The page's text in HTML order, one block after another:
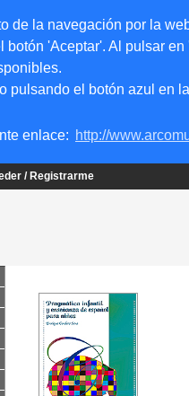
de la navegación por la
'Aceptar'. Al pulsar
pulsando el botón azul en
enlace: http://
/ Registrarme